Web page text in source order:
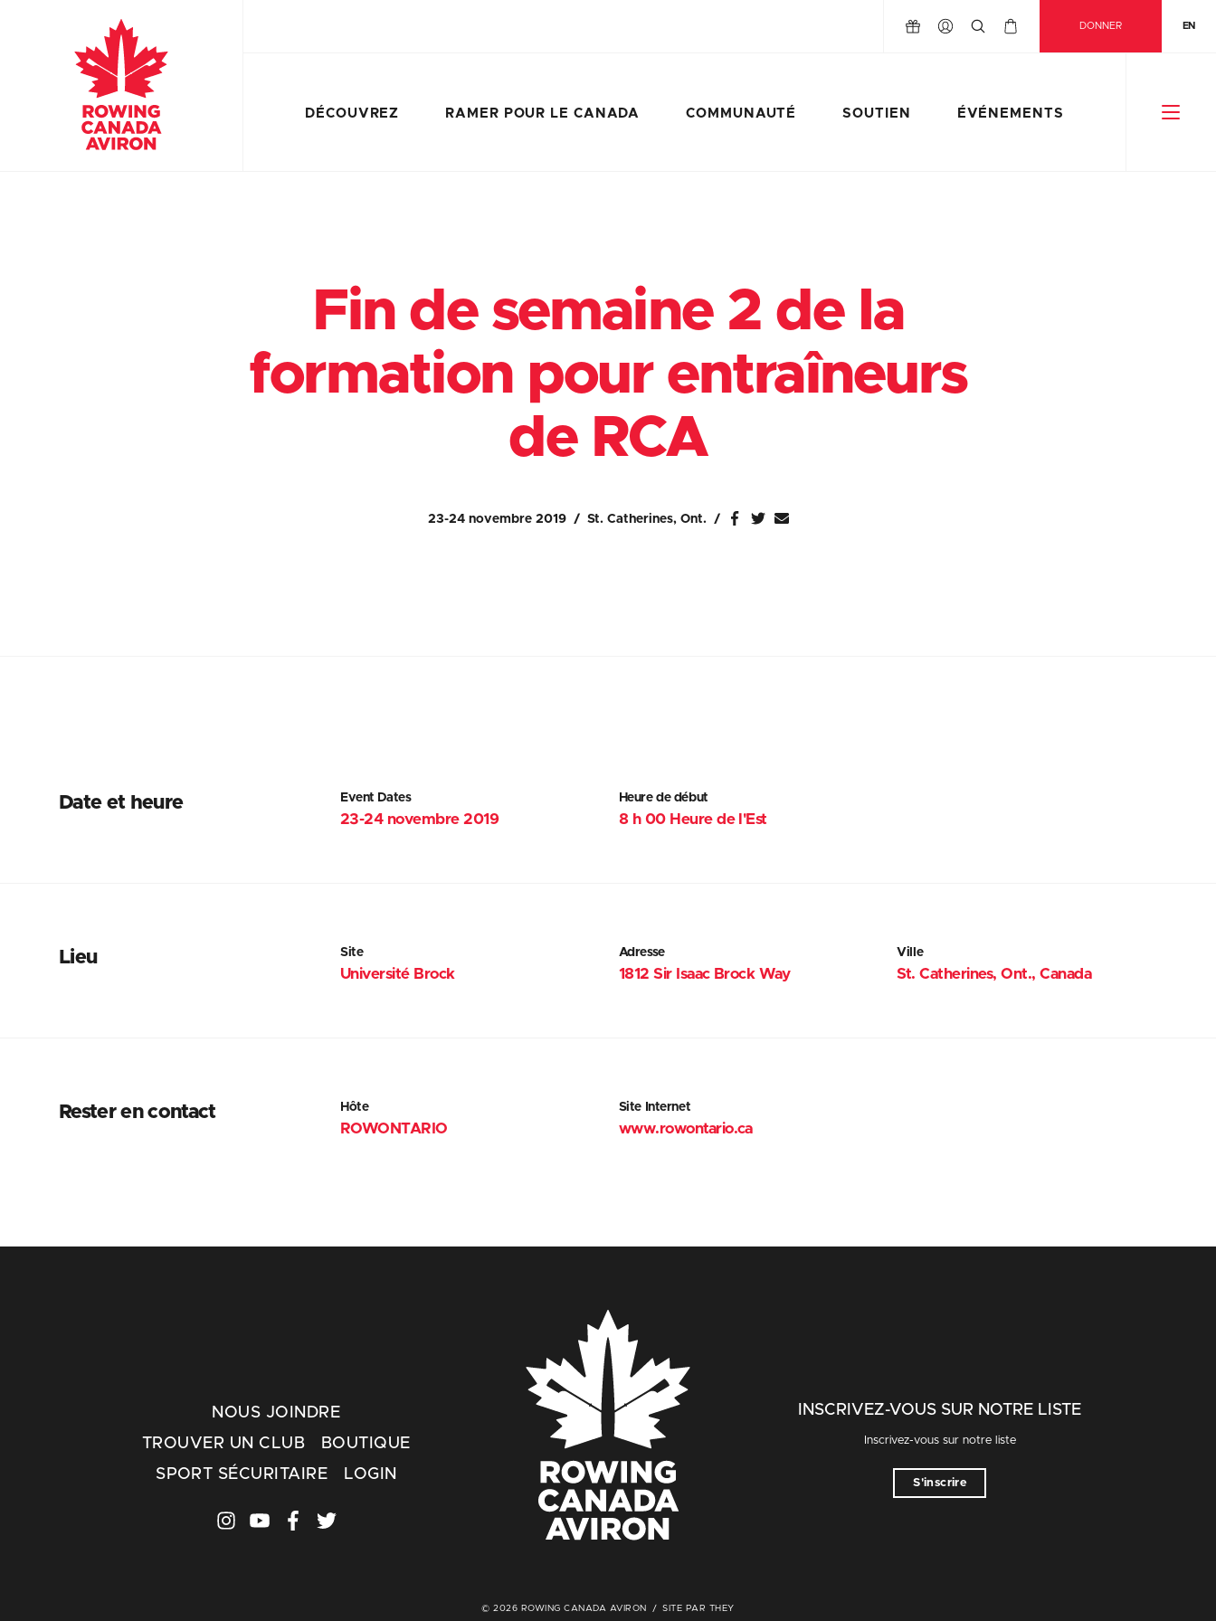
DONNER EN
DÉCOUVREZ RAMER POUR LE CANADA COMMUNAUTÉ SOUTIEN ÉVÉNEMENTS
Fin de semaine 2 de la
formation pour entraîneurs
de RCA
23-24 novembre 2019 St. Catherines, Ont.
Date et heure Event Dates
23-24 novembre 2019
Heure de début
8 h 00 Heure de l'Est
Lieu Site
Université Brock
Adresse
1812 Sir Isaac Brock Way
Ville
St. Catherines, Ont., Canada
Rester en contact Hôte
ROWONTARIO
Site Internet
www.rowontario.ca
NOUS JOINDRE
TROUVER UN CLUB
BOUTIQUE
SPORT SÉCURITAIRE
LOGIN
INSCRIVEZ-VOUS SUR NOTRE LISTE
Inscrivez-vous sur notre liste
S'inscrire
© 2026 ROWING CANADA AVIRON SITE PAR THEY